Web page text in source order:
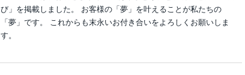
び」を掲載しました。 お客様の「夢」を叶えることが私たちの
「夢」です。 これからも末永いお付き合いをよろしくお願いしま
す。